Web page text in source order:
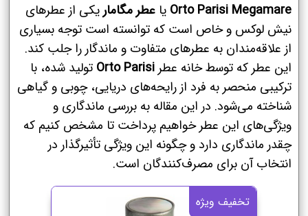
Orto Parisi Megamare یا عطر مگاماریکی از عطرهای
نیش لوکس و خاص است که توانسته است توجه بسیاری
از علاقه‌مندان به عطرهای متفاوت و ماندگار را جلب کند.
این عطر که توسط خانه عطر Orto Parisi تولید شده، با
ترکیبی منحصر به فرد از رایحه‌های دریایی، چوبی و گیاهی
شناخته می‌شود. در این مقاله به بررسی ماندگاری و
ویژگی‌های این عطر خواهیم پرداخت تا مشخص کنیم که
چقدر ماندگاری دارد و چگونه این ویژگی تأثیرگذار در
انتخاب آن برای مصرف‌کنندگان است.
تخفیف ویژه